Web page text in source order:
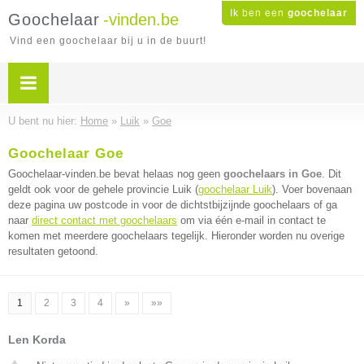
Ik ben een goochelaar
Goochelaar -vinden.be
Vind een goochelaar bij u in de buurt!
U bent nu hier: Home » Luik » Goe
Goochelaar Goe
Goochelaar-vinden.be bevat helaas nog geen goochelaars in Goe. Dit
geldt ook voor de gehele provincie Luik (goochelaar Luik). Voer bovenaan
deze pagina uw postcode in voor de dichtstbijzijnde goochelaars of ga
naar direct contact met goochelaars om via één e-mail in contact te
komen met meerdere goochelaars tegelijk. Hieronder worden nu overige
resultaten getoond.
1 2 3 4 » »»
Len Korda